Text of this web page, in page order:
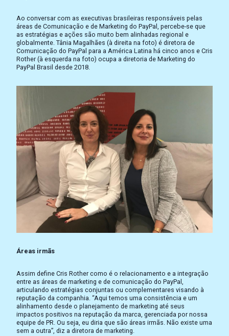
Ao conversar com as executivas brasileiras responsáveis pelas
áreas de Comunicação e de Marketing do PayPal, percebe-se que
as estratégias e ações são muito bem alinhadas regional e
globalmente. Tânia Magalhães (à direita na foto) é diretora de
Comunicação do PayPal para a América Latina há cinco anos e Cris
Rother (à esquerda na foto) ocupa a diretoria de Marketing do
PayPal Brasil desde 2018.
Áreas irmãs
Assim define Cris Rother como é o relacionamento e a integração
entre as áreas de marketing e de comunicação do PayPal,
articulando estratégias conjuntas ou complementares visando à
reputação da companhia. “Aqui temos uma consistência e um
alinhamento desde o planejamento de marketing até seus
impactos positivos na reputação da marca, gerenciada por nossa
equipe de PR. Ou seja, eu diria que são áreas irmãs. Não existe uma
sem a outra”, diz a diretora de marketing.